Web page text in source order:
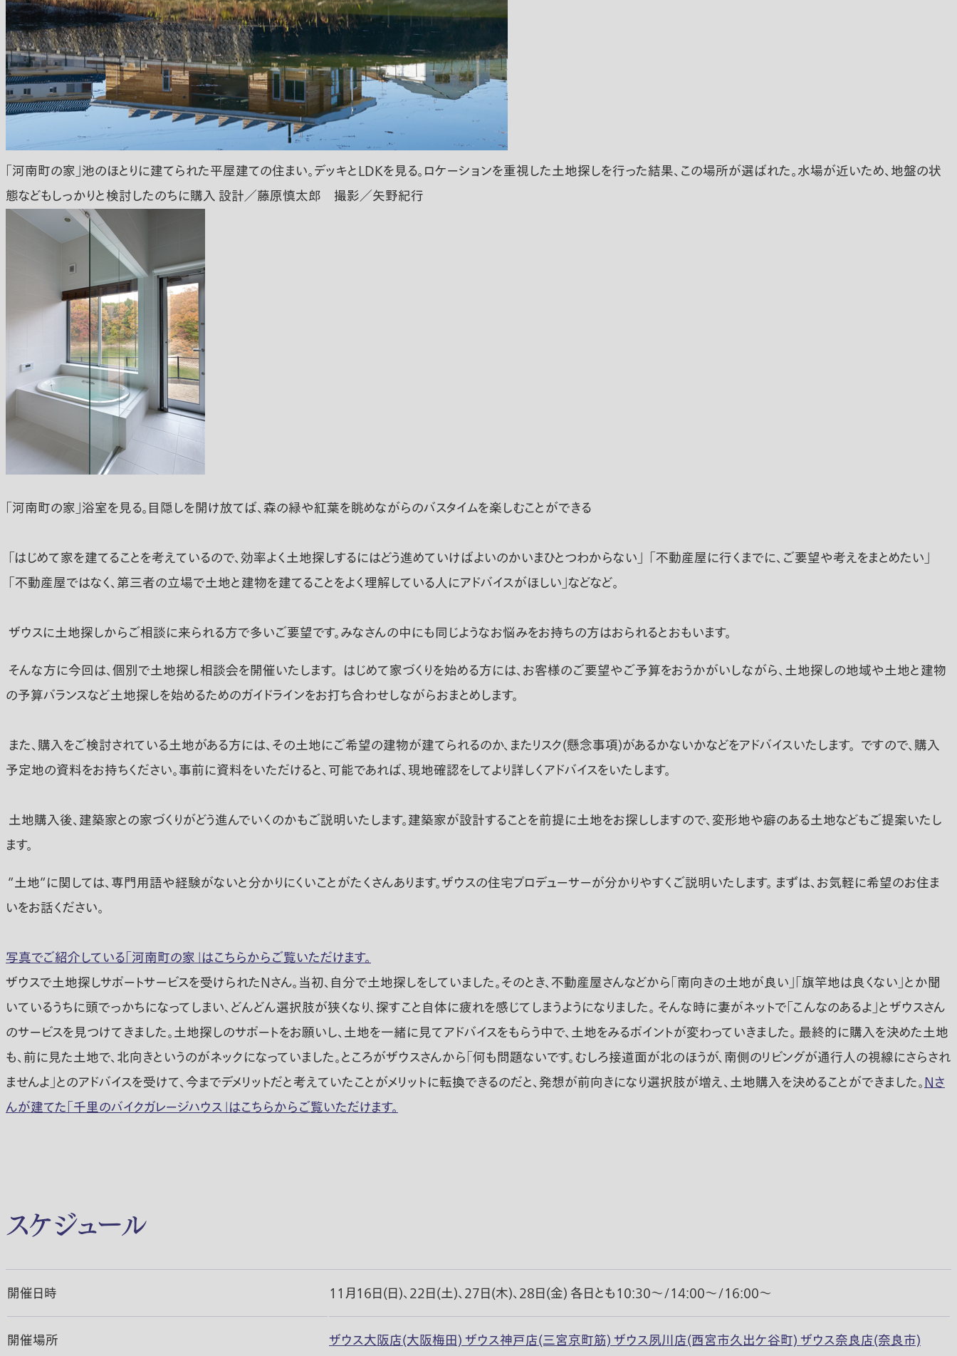
「河南町の家」池のほとりに建てられた平屋建ての住まい。デッキとLDKを見る。ロケーションを重視した土地探しを行った結果、この場所が選ばれた。水場が近いため、地盤の状
態などもしっかりと検討したのちに購入 設計／藤原慎太郎 撮影／矢野紀行
「河南町の家」浴室を見る。目隠しを開け放てば、森の緑や紅葉を眺めながらのバスタイムを楽しむことができる
「はじめて家を建てることを考えているので、効率よく土地探しするにはどう進めていけばよいのかいまひとつわからない」 「不動産屋に行くまでに、ご要望や考えをまとめたい」
「不動産屋ではなく、第三者の立場で土地と建物を建てることをよく理解している人にアドバイスがほしい」などなど。
ザウスに土地探しからご相談に来られる方で多いご要望です。みなさんの中にも同じようなお悩みをお持ちの方はおられるとおもいます。
そんな方に今回は、個別で土地探し相談会を開催いたします。 はじめて家づくりを始める方には、お客様のご要望やご予算をおうかがいしながら、土地探しの地域や土地と建物
の予算バランスなど土地探しを始めるためのガイドラインをお打ち合わせしながらおまとめします。
また、購入をご検討されている土地がある方には、その土地にご希望の建物が建てられるのか、またリスク(懸念事項)があるかないかなどをアドバイスいたします。 ですので、購入
予定地の資料をお持ちください。事前に資料をいただけると、可能であれば、現地確認をしてより詳しくアドバイスをいたします。
土地購入後、建築家との家づくりがどう進んでいくのかもご説明いたします。建築家が設計することを前提に土地をお探ししますので、変形地や癖のある土地などもご提案いたし
ます。
”土地”に関しては、専門用語や経験がないと分かりにくいことがたくさんあります。ザウスの住宅プロデューサーが分かりやすくご説明いたします。 まずは、お気軽に希望のお住ま
いをお話ください。
写真でご紹介している「河南町の家」はこちらからご覧いただけます。
ザウスで土地探しサポートサービスを受けられたNさん。当初、自分で土地探しをしていました。そのとき、不動産屋さんなどから「南向きの土地が良い」「旗竿地は良くない」とか聞
いているうちに頭でっかちになってしまい、どんどん選択肢が狭くなり、探すこと自体に疲れを感じてしまうようになりました。 そんな時に妻がネットで「こんなのあるよ」とザウスさん
のサービスを見つけてきました。土地探しのサポートをお願いし、土地を一緒に見てアドバイスをもらう中で、土地をみるポイントが変わっていきました。 最終的に購入を決めた土地
も、前に見た土地で、北向きというのがネックになっていました。ところがザウスさんから「何も問題ないです。むしろ接道面が北のほうが、南側のリビングが通行人の視線にさらされ
ませんよ」とのアドバイスを受けて、今までデメリットだと考えていたことがメリットに転換できるのだと、発想が前向きになり選択肢が増え、土地購入を決めることができました。Nさ
んが建てた「千里のバイクガレージハウス」はこちらからご覧いただけます。
スケジュール
開催日時 11月16日(日)、22日(土)、27日(木)、28日(金) 各日とも10:30〜/14:00〜/16:00〜
開催場所 ザウス大阪店(大阪梅田) ザウス神戸店(三宮京町筋) ザウス夙川店(西宮市久出ケ谷町) ザウス奈良店(奈良市)